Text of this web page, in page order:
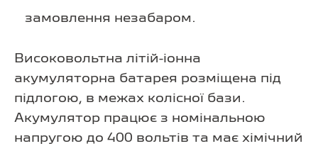
замовлення незабаром.
Високовольтна літій-іонна
акумуляторна батарея розміщена під
підлогою, в межах колісної бази.
Акумулятор працює з номінальною
напругою до 400 вольтів та має хімічний